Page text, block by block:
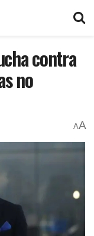
contra
no
AA